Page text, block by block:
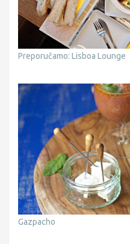
Preporučamo: Lisboa Lounge
Gazpacho